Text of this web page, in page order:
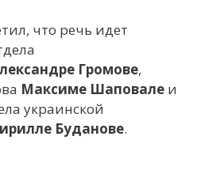
что речь идет
Громове,
Максиме Шаповале и
украинской
Буданове.